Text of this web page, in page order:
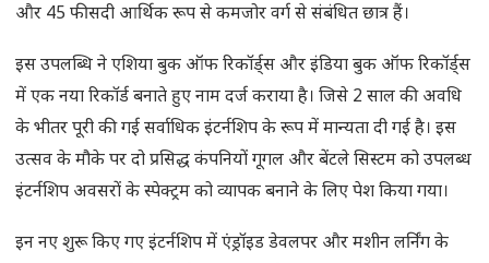
और 45 फीसदी आर्थिक रूप से कमजोर वर्ग से संबंधित छात्र हैं।
इस उपलब्धि ने एशिया बुक ऑफ रिकॉर्ड्स और इंडिया बुक ऑफ रिकॉर्ड्स
में एक नया रिकॉर्ड बनाते हुए नाम दर्ज कराया है। जिसे 2 साल की अवधि
के भीतर पूरी की गई सर्वाधिक इंटर्नशिप के रूप में मान्यता दी गई है। इस
उत्सव के मौके पर दो प्रसिद्ध कंपनियों गूगल और बेंटले सिस्टम को उपलब्ध
इंटर्नशिप अवसरों के स्पेक्ट्रम को व्यापक बनाने के लिए पेश किया गया।
इन नए शुरू किए गए इंटर्नशिप में एंड्रॉइड डेवलपर और मशीन लर्निंग के